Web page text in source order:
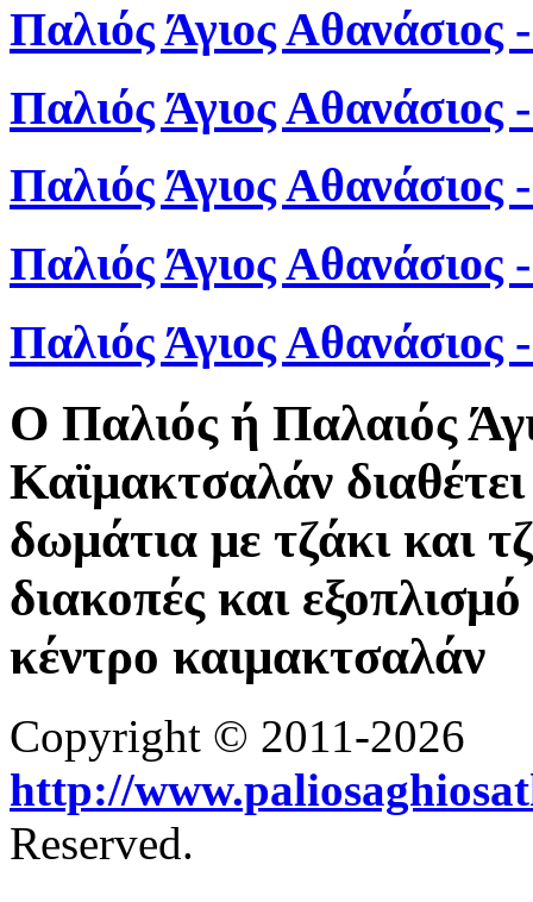
Παλιός Άγιος Αθανάσιος
Παλιός Άγιος Αθανάσιος
Παλιός Άγιος Αθανάσιος
Παλιός Άγιος
Παλιός Άγιος
Ο Παλιός ή Παλαιός
Καϊμακτσαλάν
δωμάτια με τζάκι και
διακοπές και
κέντρο καιμακτσαλάν
Copyright © 2011-2026
http://
Reserved.